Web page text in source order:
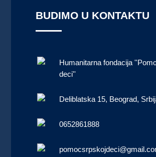
BUDIMO U KONTAKTU
Humanitarna fondacija
deci''
Deliblatska 15, Beograd,
0652861888